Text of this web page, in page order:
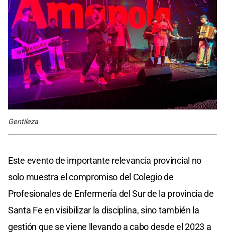
Gentileza
Este evento de importante relevancia provincial no
solo muestra el compromiso del Colegio de
Profesionales de Enfermería del Sur de la provincia de
Santa Fe en visibilizar la disciplina, sino también la
gestión que se viene llevando a cabo desde el 2023 a